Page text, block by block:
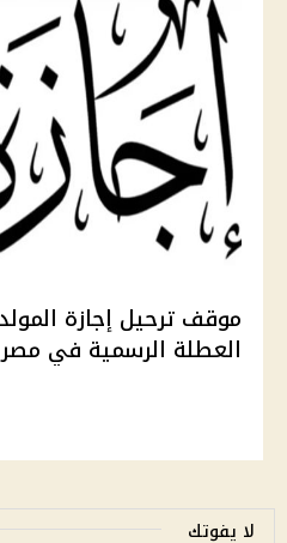
العطلة الرسمية في مصر
لا يفوتك